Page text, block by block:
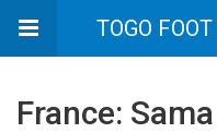
TOGO
France: